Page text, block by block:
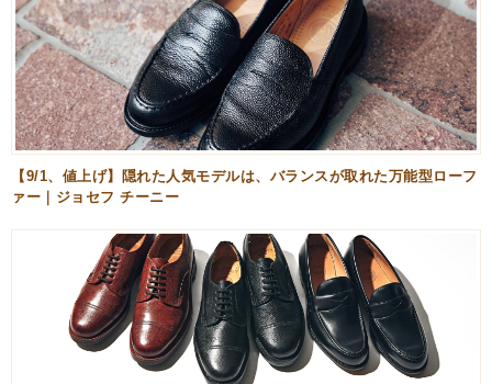
【9/1、値上げ】隠れた人気モデルは、バランスが取れた万能型ローフ
ァー｜ジョセフ チーニー